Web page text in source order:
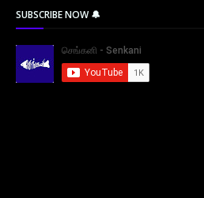
SUBSCRIBE NOW 🔔